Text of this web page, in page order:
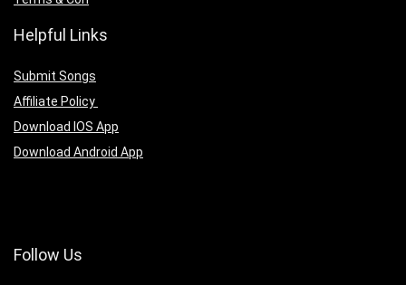
Helpful Links
Submit Songs
Affiliate Policy
Download IOS App
Download Android App
Follow Us